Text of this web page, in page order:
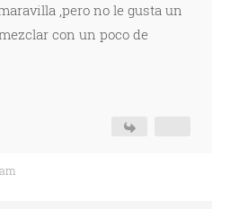
,pero no le gusta un
con un poco de